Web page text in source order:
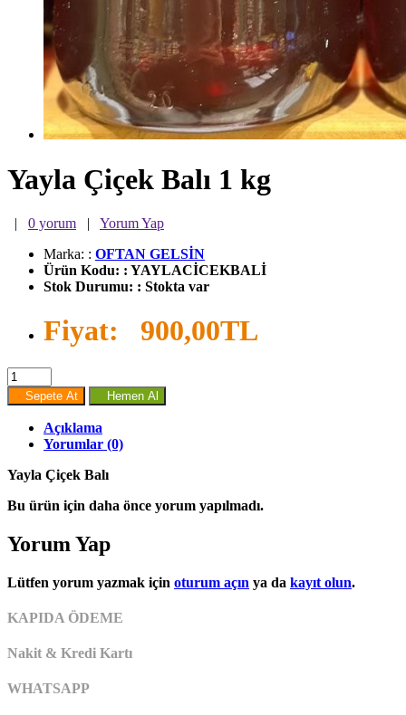
Yayla Çiçek Balı 1 kg
| 0 yorum | Yorum Yap
Marka: : OFTAN GELSİN
Ürün Kodu: : YAYLACİCEKBALİ
Stok Durumu: : Stokta var
Fiyat: 900,00TL
Sepete At Hemen Al
Açıklama
Yorumlar (0)
Yayla Çiçek Balı
Bu ürün için daha önce yorum yapılmadı.
Yorum Yap
Lütfen yorum yazmak için oturum açın ya da kayıt olun.
KAPIDA ÖDEME
Nakit & Kredi Kartı
WHATSAPP